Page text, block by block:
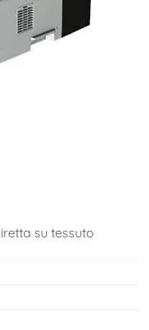
su tessuto